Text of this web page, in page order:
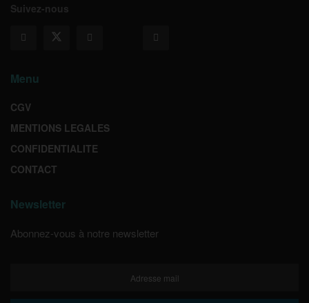
Suivez-nous
Menu
CGV
MENTIONS LEGALES
CONFIDENTIALITE
CONTACT
Newsletter
Abonnez-vous à notre newsletter